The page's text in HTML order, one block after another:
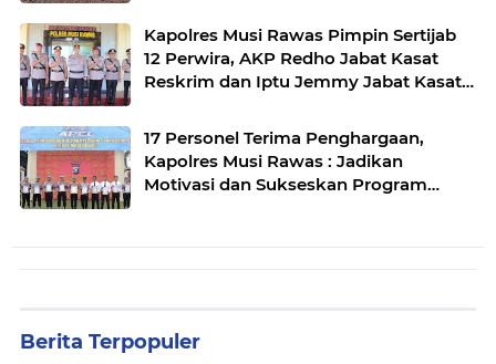
Kapolres Musi Rawas Pimpin Sertijab
12 Perwira, AKP Redho Jabat Kasat
Reskrim dan Iptu Jemmy Jabat Kasat
17 Personel Terima Penghargaan,
Kapolres Musi Rawas : Jadikan
Motivasi dan Sukseskan Program
Berita Terpopuler